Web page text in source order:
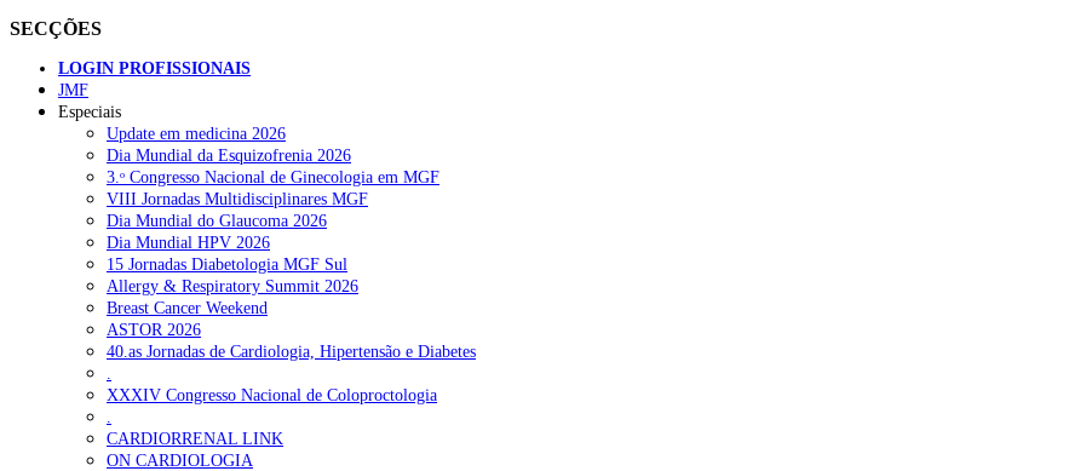
SECÇÕES
LOGIN PROFISSIONAIS
JMF
Especiais
Update em medicina 2026
Dia Mundial da Esquizofrenia 2026
3.ᵒ Congresso Nacional de Ginecologia em MGF
VIII Jornadas Multidisciplinares MGF
Dia Mundial do Glaucoma 2026
Dia Mundial HPV 2026
15 Jornadas Diabetologia MGF Sul
Allergy & Respiratory Summit 2026
Breast Cancer Weekend
ASTOR 2026
40.as Jornadas de Cardiologia, Hipertensão e Diabetes
XXXIV Congresso Nacional de Coloproctologia
CARDIORRENAL LINK
ON CARDIOLOGIA